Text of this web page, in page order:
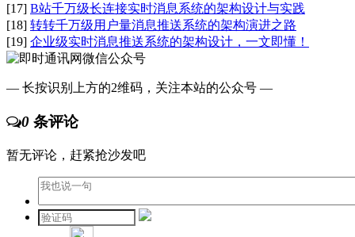
[17] B站千万级长连接实时消息系统的架构设计与实践
[18] 转转千万级用户量消息推送系统的架构演进之路
[19] 企业级实时消息推送系统的架构设计，一文即懂！
— 长按识别上方的2维码，关注本站的公众号 —
0 条评论
暂无评论，赶紧抢沙发吧